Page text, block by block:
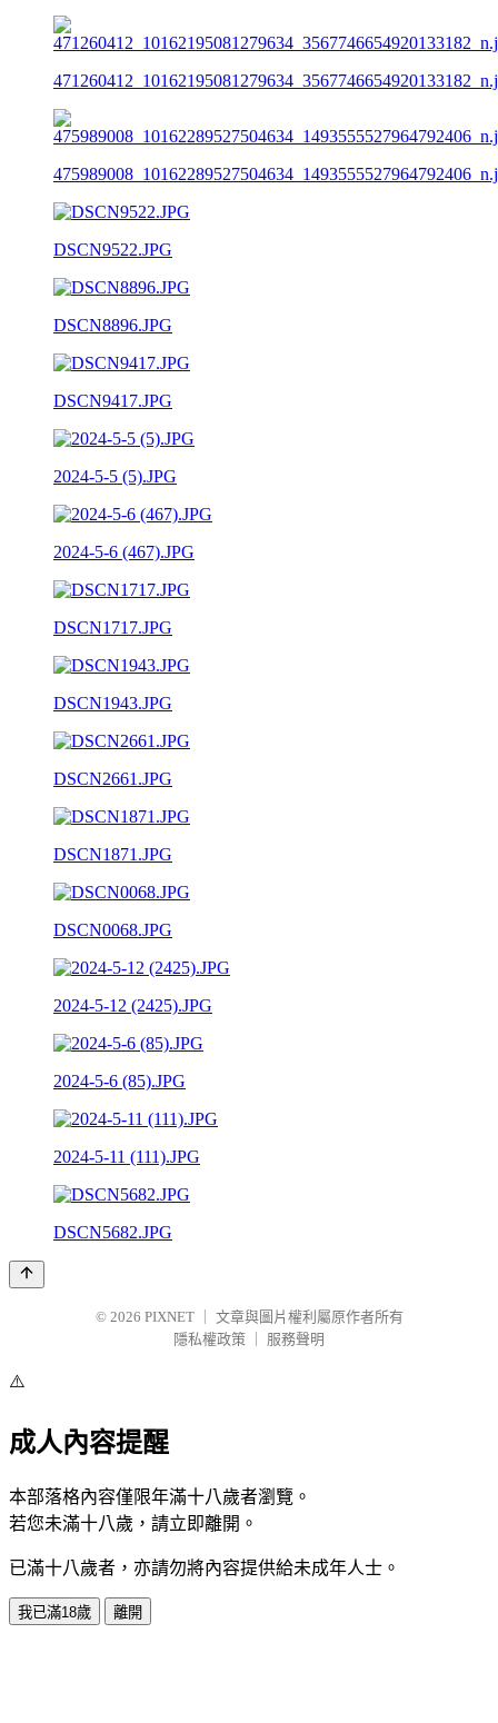
DSCN9522.JPG
DSCN8896.JPG
DSCN9417.JPG
2024-5-5 (5).JPG
2024-5-6 (467).JPG
DSCN1717.JPG
DSCN1943.JPG
DSCN2661.JPG
DSCN1871.JPG
DSCN0068.JPG
2024-5-12 (2425).JPG
2024-5-6 (85).JPG
2024-5-11 (111).JPG
DSCN5682.JPG
© 2026 PIXNET
文章與圖片權利屬原作者所有
隱私權政策
服務聲明
⚠️
成人內容提醒
本部落格內容僅限年滿十八歲者瀏覽。
若您未滿十八歲，請立即離開。
已滿十八歲者，亦請勿將內容提供給未成年人士。
我已滿18歲 離開